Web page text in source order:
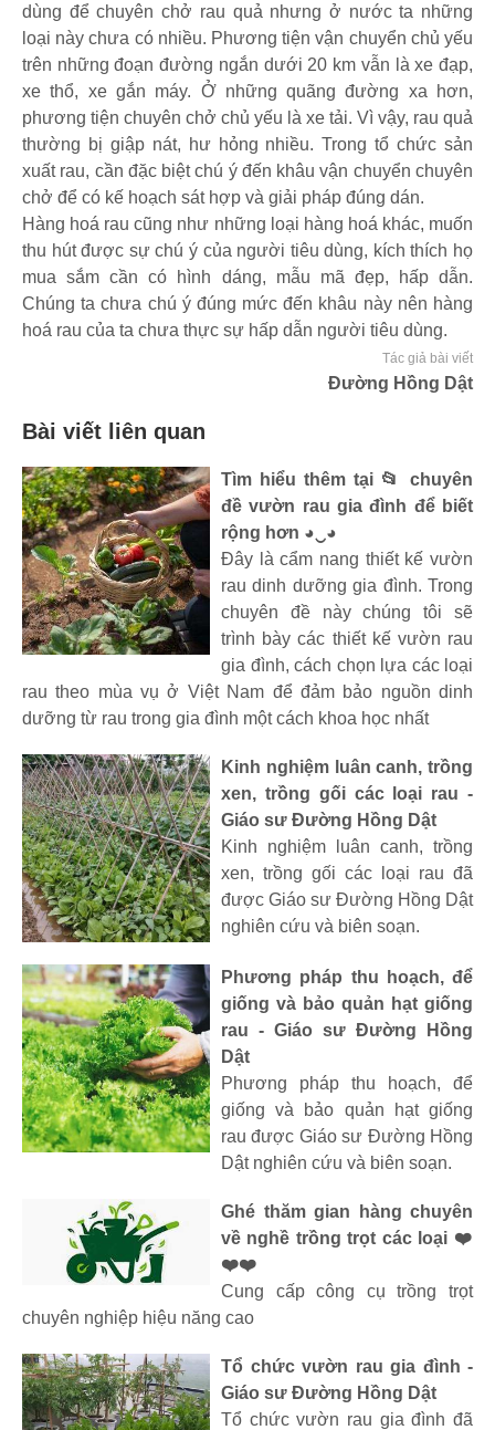
dùng để chuyên chở rau quả nhưng ở nước ta những
loại này chưa có nhiều. Phương tiện vận chuyển chủ yếu
trên những đoạn đường ngắn dưới 20 km vẫn là xe đạp,
xe thổ, xe gắn máy. Ở những quãng đường xa hơn,
phương tiện chuyên chở chủ yếu là xe tải. Vì vậy, rau quả
thường bị giập nát, hư hỏng nhiều. Trong tổ chức sản
xuất rau, cần đặc biệt chú ý đến khâu vận chuyển chuyên
chở để có kế hoạch sát hợp và giải pháp đúng dán.
Hàng hoá rau cũng như những loại hàng hoá khác, muốn
thu hút được sự chú ý của người tiêu dùng, kích thích họ
mua sắm cần có hình dáng, mẫu mã đẹp, hấp dẫn.
Chúng ta chưa chú ý đúng mức đến khâu này nên hàng
hoá rau của ta chưa thực sự hấp dẫn người tiêu dùng.
Tác giả bài viết
Đường Hồng Dật
Bài viết liên quan
Tìm hiểu thêm tại 📂 chuyên
đề vườn rau gia đình để biết
rộng hơn ◕‿◕
Đây là cẩm nang thiết kế vườn
rau dinh dưỡng gia đình. Trong
chuyên đề này chúng tôi sẽ
trình bày các thiết kế vườn rau
gia đình, cách chọn lựa các loại
rau theo mùa vụ ở Việt Nam để đảm bảo nguồn dinh
dưỡng từ rau trong gia đình một cách khoa học nhất
Kinh nghiệm luân canh, trồng
xen, trồng gối các loại rau -
Giáo sư Đường Hồng Dật
Kinh nghiệm luân canh, trồng
xen, trồng gối các loại rau đã
được Giáo sư Đường Hồng Dật
nghiên cứu và biên soạn.
Phương pháp thu hoạch, để
giống và bảo quản hạt giống
rau - Giáo sư Đường Hồng
Dật
Phương pháp thu hoạch, để
giống và bảo quản hạt giống
rau được Giáo sư Đường Hồng
Dật nghiên cứu và biên soạn.
Ghé thăm gian hàng chuyên
về nghề trồng trọt các loại ❤️
❤️❤️
Cung cấp công cụ trồng trọt
chuyên nghiệp hiệu năng cao
Tổ chức vườn rau gia đình -
Giáo sư Đường Hồng Dật
Tổ chức vườn rau gia đình đã